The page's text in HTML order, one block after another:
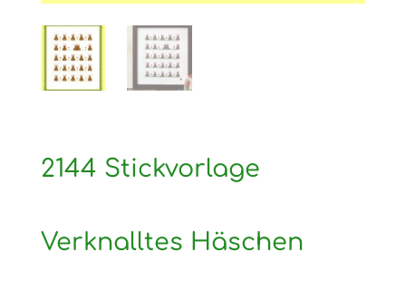
2144 Stickvorlage
Verknalltes Häschen